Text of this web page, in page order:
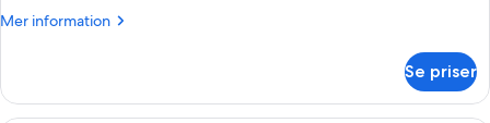
Club
Queen
Mer information
Mer
Tower
Lake
Se priser